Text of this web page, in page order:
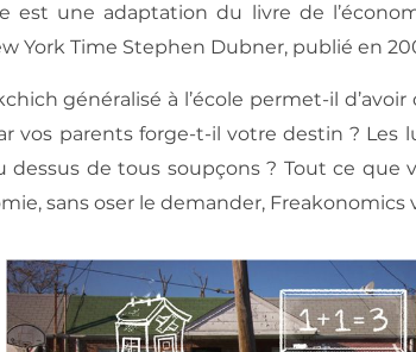
est une adaptation du livre de
York Time Stephen Dubner, publié en
généralisé à l’école permet-il
vos parents forge-t-il votre destin ? Les
dessus de tous soupçons ? Tout ce que
sans oser le demander, Freakonomics